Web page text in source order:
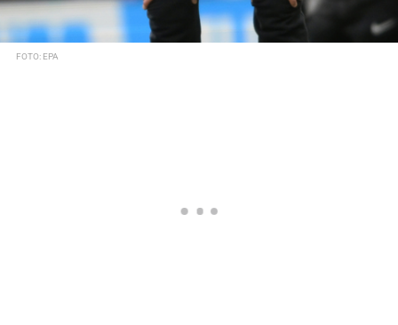
FOTO: EPA